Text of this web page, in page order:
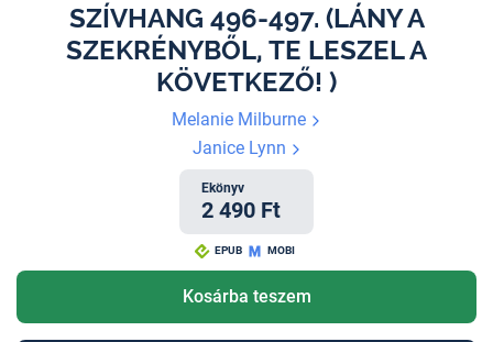
SZÍVHANG 496-497. (LÁNY A
SZEKRÉNYBŐL, TE LESZEL A
KÖVETKEZŐ! )
Melanie Milburne
Janice Lynn
Ekönyv
2 490 Ft
EPUB MOBI
Kosárba teszem